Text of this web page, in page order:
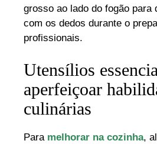
grosso ao lado do fogão para
com os dedos durante o
profissionais.
Utensílios
aperfeiçoar
culinárias
Para melhorar na cozinha,